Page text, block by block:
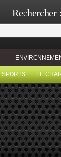
Rechercher :
SPORTS LE